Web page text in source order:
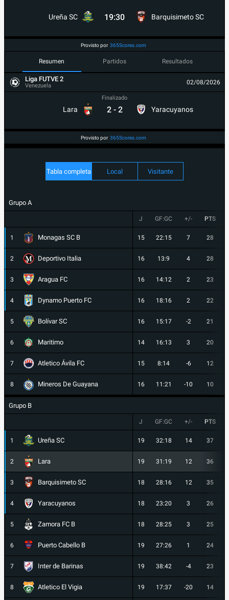
Ureña SC 19:30 Barquisimeto SC
Provisto por 365Scores.com
Resumen Partidos Resultados
Liga FUTVE 2
Venezuela 02/08/2026
Lara
Finalizado
2 - 2 Yaracuyanos
Provisto por 365Scores.com
Tabla completa Local Visitante
Grupo A
J GF:GC +/- PTS
1 Monagas SC B 15 22:15 7 28
2 Deportivo Italia 16 13:9 4 28
3 Aragua FC 16 14:12 2 23
4 Dynamo Puerto FC 16 18:16 2 22
5 Bolívar SC 16 15:17 -2 21
6 Maritimo 14 16:13 3 20
7 Atletico Ávila FC 15 8:14 -6 12
8 Mineros De Guayana 16 11:21 -10 10
Grupo B
J GF:GC +/- PTS
1 Ureña SC 19 32:18 14 37
2 Lara 19 31:19 12 36
3 Barquisimeto SC 18 28:16 12 35
4 Yaracuyanos 18 23:20 3 26
5 Zamora FC B 18 28:25 3 25
6 Puerto Cabello B 19 27:26 1 24
7 Inter de Barinas 19 38:42 -4 23
8 Atletico El Vigia 19 17:37 -20 14